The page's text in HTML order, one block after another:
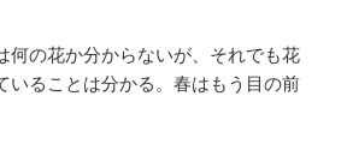
何の花か分からないが、それでも花
いることは分かる。春はもう目の前